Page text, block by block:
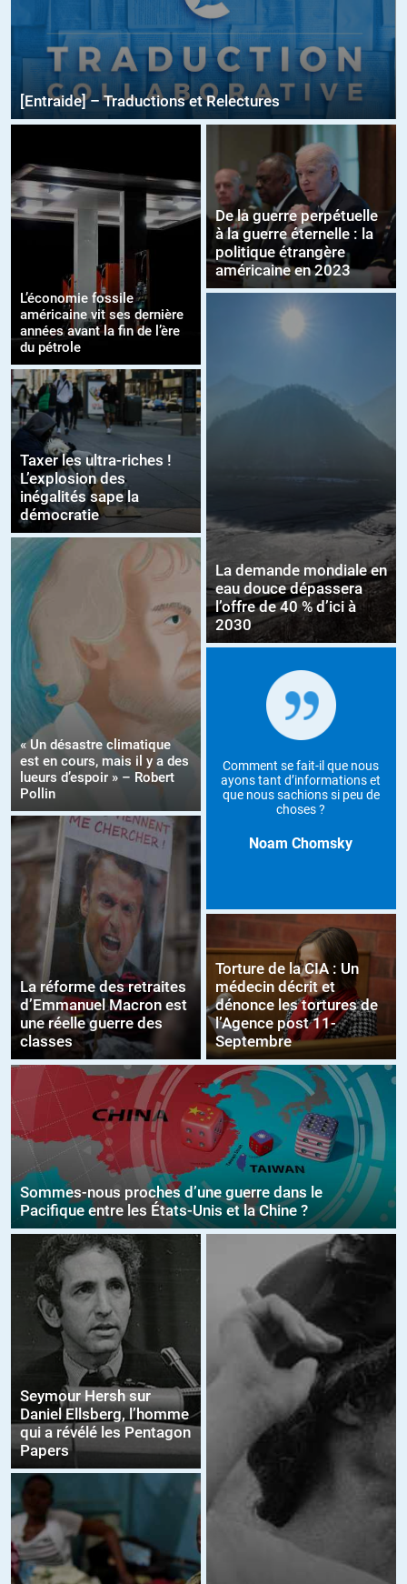
[Entraide] – Traductions et Relectures
L’économie fossile
américaine vit ses dernière
années avant la fin de l’ère
du pétrole
Taxer les ultra-riches !
L’explosion des
inégalités sape la
démocratie
« Un désastre climatique
est en cours, mais il y a des
lueurs d’espoir » – Robert
Pollin
La réforme des retraites
d’Emmanuel Macron est
une réelle guerre des
classes
De la guerre perpétuelle
à la guerre éternelle : la
politique étrangère
américaine en 2023
La demande mondiale en
eau douce dépassera
l’offre de 40 % d’ici à
2030
Comment se fait-il que nous
ayons tant d’informations et
que nous sachions si peu de
choses ?
Noam Chomsky
Torture de la CIA : Un
médecin décrit et
dénonce les tortures de
l’Agence post 11-
Septembre
Sommes-nous proches d’une guerre dans le
Pacifique entre les États-Unis et la Chine ?
Seymour Hersh sur
Daniel Ellsberg, l’homme
qui a révélé les Pentagon
Papers